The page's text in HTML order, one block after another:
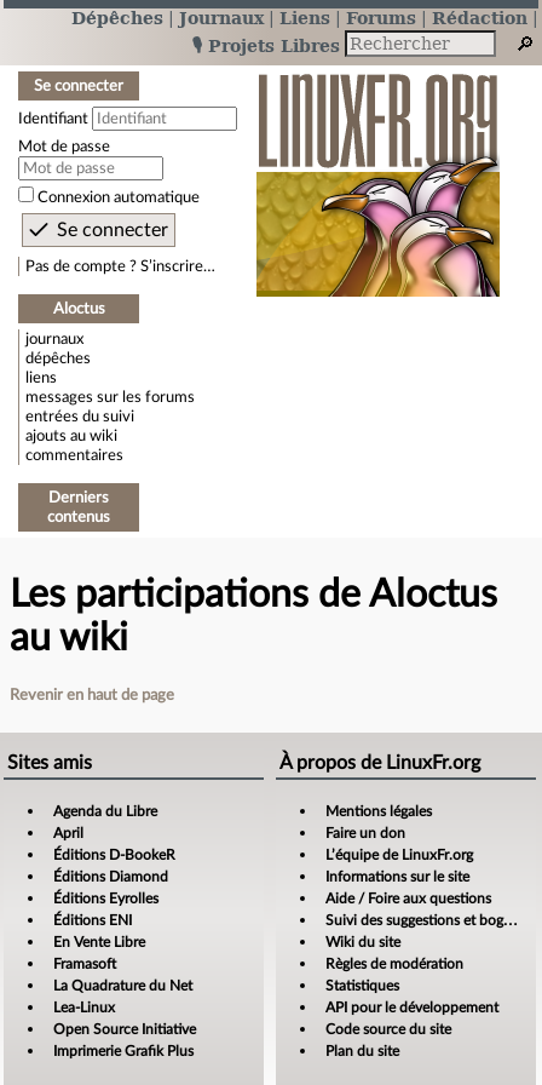
Dépêches Journaux Liens Forums
Rédaction
🎙️ Projets Libres
Se connecter
Identifiant
Mot de passe
Connexion automatique
Pas de compte ? S’inscrire…
Aloctus
journaux
dépêches
liens
messages sur les forums
entrées du suivi
ajouts au wiki
commentaires
Derniers
contenus
Les participations de Aloctus
au wiki
Revenir en haut de page
Sites amis
Agenda du Libre
April
Éditions D-BookeR
Éditions Diamond
Éditions Eyrolles
Éditions ENI
En Vente Libre
Framasoft
La Quadrature du Net
Lea-Linux
Open Source Initiative
Imprimerie Grafik Plus
À propos de LinuxFr.org
Mentions légales
Faire un don
L’équipe de LinuxFr.org
Informations sur le site
Aide / Foire aux questions
Suivi des suggestions et bogues
Wiki du site
Règles de modération
Statistiques
API pour le développement
Code source du site
Plan du site